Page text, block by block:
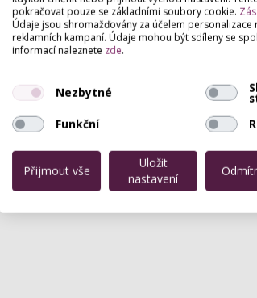
pokračovat pouze se základními soubory cookie.
Údaje jsou shromažďovány za účelem personalizace
reklamních kampaní. Údaje mohou být sdíleny se
informací naleznete zde.
Nezbytné
Funkční
Přijmout vše
Uložit
nastavení